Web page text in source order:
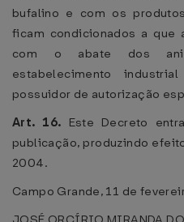
bufalino e com os
ficam condicionados a que
com o abate dos
estabelecimento
possuidor de autorização
Art. 16. Este Decreto
publicação, produzindo
2004.
Campo Grande, 11 de